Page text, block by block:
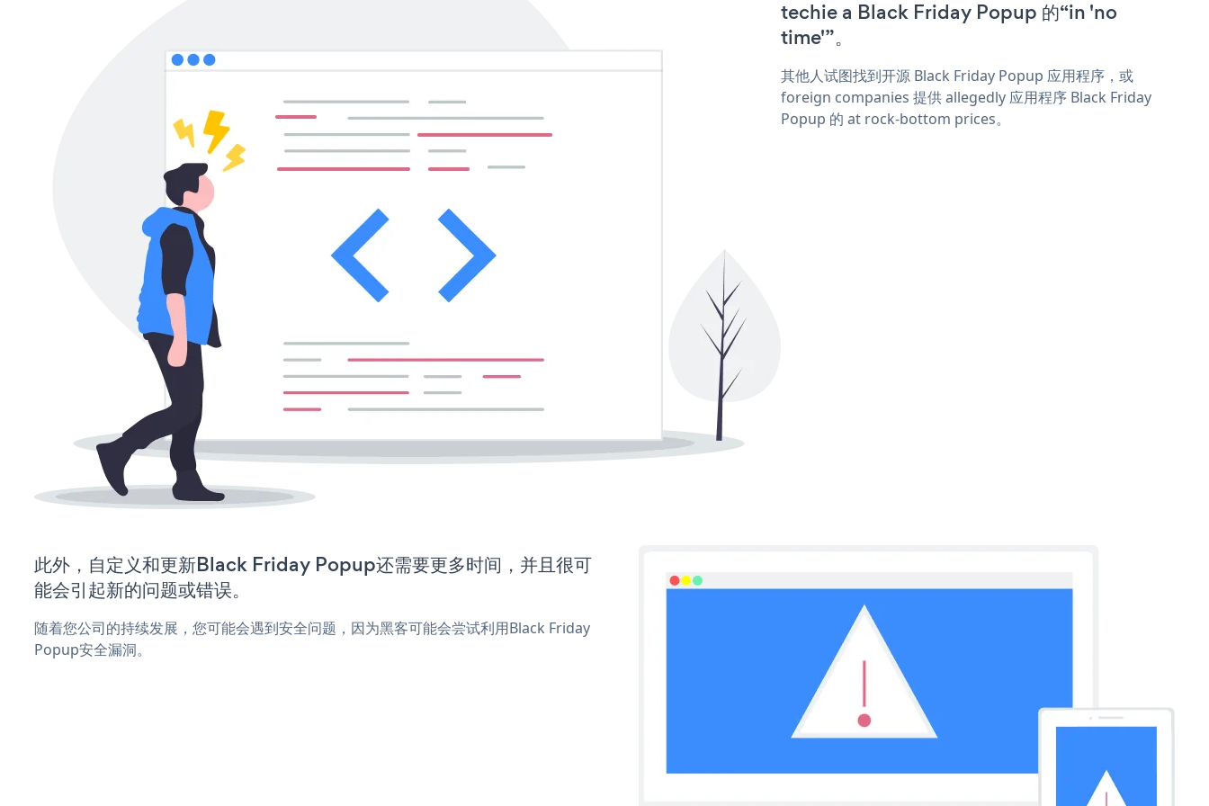
techie a Black Friday Popup 的“in 'no
time'”。
其他人试图找到开源 Black Friday Popup 应用程序，或
foreign companies 提供 allegedly 应用程序 Black Friday
Popup 的 at rock-bottom prices。
此外，自定义和更新Black Friday Popup还需要更多时间，并且很可
能会引起新的问题或错误。
随着您公司的持续发展，您可能会遇到安全问题，因为黑客可能会尝试利用Black Friday
Popup安全漏洞。